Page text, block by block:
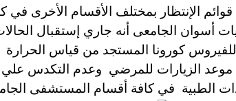
الإنتظار بمختلف الأقسام الأخرى
أسوان الجامعى أنه جاري إستقبال
للفيروس كورونا المستجد من قياس
موعد الزيارات للمرضي وعدم التكدس
الطبية في كافة أقسام المستشفى